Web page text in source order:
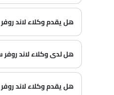
هل يقدم وكلاء لاند
هل لدى وكلاء لاند روفر
هل يقدم وكلاء لاند